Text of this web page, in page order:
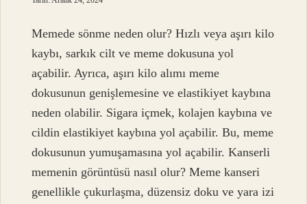
Memede sönme neden olur? Hızlı veya aşırı kilo
kaybı, sarkık cilt ve meme dokusuna yol
açabilir. Ayrıca, aşırı kilo alımı meme
dokusunun genişlemesine ve elastikiyet kaybına
neden olabilir. Sigara içmek, kolajen kaybına ve
cildin elastikiyet kaybına yol açabilir. Bu, meme
dokusunun yumuşamasına yol açabilir. Kanserli
memenin görüntüsü nasıl olur? Meme kanseri
genellikle çukurlaşma, düzensiz doku ve yara izi